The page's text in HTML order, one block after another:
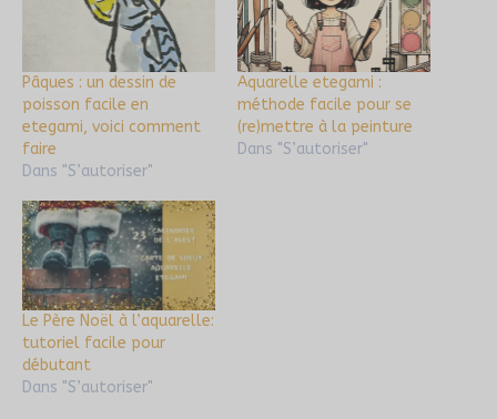
Pâques : un dessin de
poisson facile en
etegami, voici comment
faire
Dans "S’autoriser"
Aquarelle etegami :
méthode facile pour se
(re)mettre à la peinture
Dans "S’autoriser"
Le Père Noël à l’aquarelle:
tutoriel facile pour
débutant
Dans "S’autoriser"